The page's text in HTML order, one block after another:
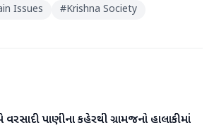
Issues #Krishna Society
વરસાદી પાણીના કહેરથી ગ્રામજનો હાલાકીમાં